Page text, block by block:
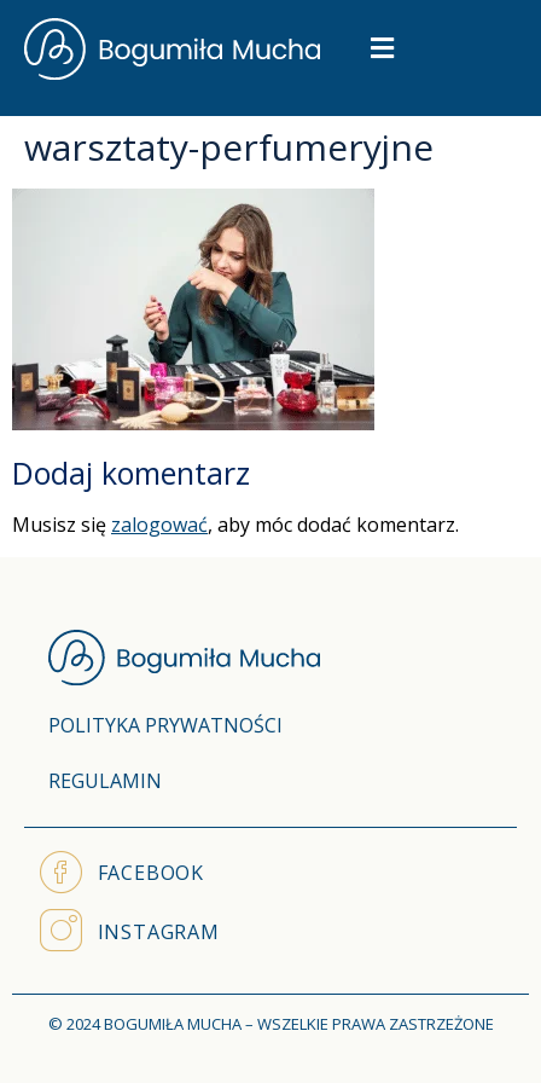
warsztaty-perfumeryjne
Dodaj komentarz
Musisz się zalogować, aby móc dodać komentarz.
POLITYKA PRYWATNOŚCI
REGULAMIN
FACEBOOK
INSTAGRAM
© 2024 BOGUMIŁA MUCHA – WSZELKIE PRAWA ZASTRZEŻONE